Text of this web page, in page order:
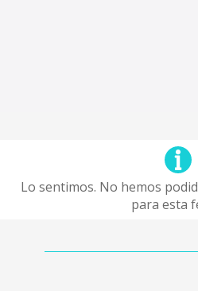
Lo sentimos. No hemos
para esta